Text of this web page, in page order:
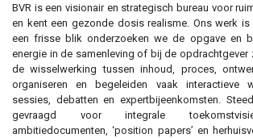
BVR is een visionair en strategisch bureau voor
en kent een gezonde dosis realisme. Ons werk
een frisse blik onderzoeken we de opgave en
energie in de samenleving of bij de opdrachtgever
de wisselwerking tussen inhoud, proces,
organiseren en begeleiden vaak interactieve
sessies, debatten en expertbijeenkomsten.
gevraagd voor integrale
ambitiedocumenten, ‘position papers’ en